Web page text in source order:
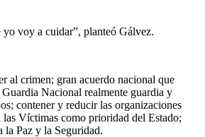
yo voy a cuidar”, planteó Gálvez.
al crimen; gran acuerdo nacional que
Nacional realmente guardia y
contener y reducir las organizaciones
las Víctimas como prioridad del Estado;
Paz y la Seguridad.